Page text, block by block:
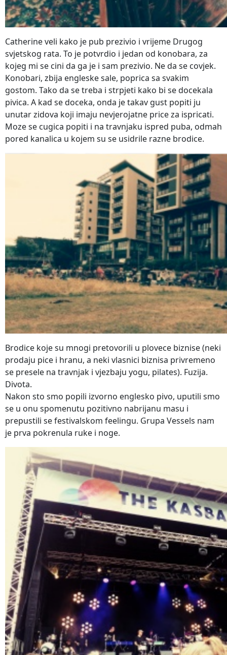
Catherine veli kako je pub prezivio i vrijeme Drugog
svjetskog rata. To je potvrdio i jedan od konobara, za
kojeg mi se cini da ga je i sam prezivio. Ne da se covjek.
Konobari, zbija engleske sale, poprica sa svakim
gostom. Tako da se treba i strpjeti kako bi se docekala
pivica. A kad se doceka, onda je takav gust popiti ju
unutar zidova koji imaju nevjerojatne price za ispricati.
Moze se cugica popiti i na travnjaku ispred puba, odmah
pored kanalica u kojem su se usidrile razne brodice.
Brodice koje su mnogi pretovorili u plovece biznise (neki
prodaju pice i hranu, a neki vlasnici biznisa privremeno
se presele na travnjak i vjezbaju yogu, pilates). Fuzija.
Divota.
Nakon sto smo popili izvorno englesko pivo, uputili smo
se u onu spomenutu pozitivno nabrijanu masu i
prepustili se festivalskom feelingu. Grupa Vessels nam
je prva pokrenula ruke i noge.